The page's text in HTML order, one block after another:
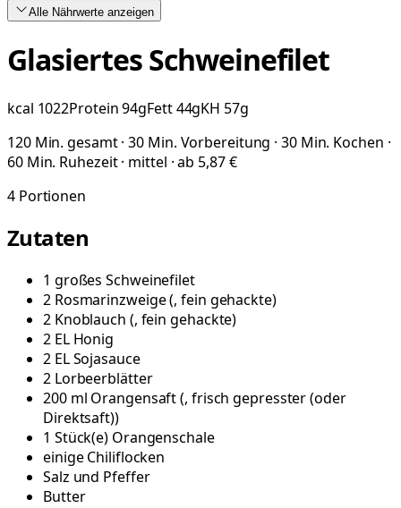
Alle Nährwerte anzeigen
Glasiertes Schweinefilet
kcal 1022Protein94gFett44gKH 57g
120 Min. gesamt · 30 Min. Vorbereitung · 30 Min. Kochen ·
60 Min. Ruhezeit · mittel · ab 5,87 €
4 Portionen
Zutaten
1 großesSchweinefilet
2 Rosmarinzweige(, fein gehackte)
2 Knoblauch (, fein gehackte)
2 EL Honig
2 ELSojasauce
2 Lorbeerblätter
200 ml Orangensaft(, frisch gepresster (oder
Direktsaft))
1 Stück(e) Orangenschale
einigeChiliflocken
Salz und Pfeffer
Butter